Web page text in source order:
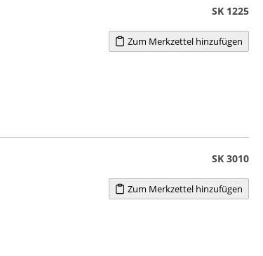
SK 1225
Zum Merkzettel hinzufügen
SK 3010
Zum Merkzettel hinzufügen